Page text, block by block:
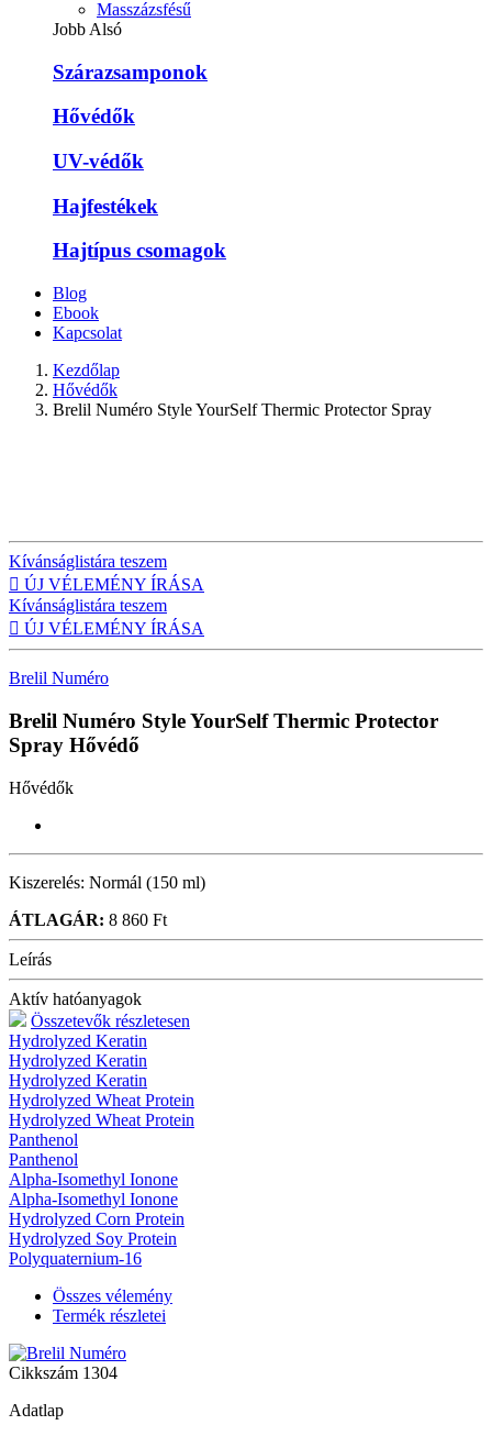
Masszázsfésű
Jobb Alsó
Szárazsamponok
Hővédők
UV-védők
Hajfestékek
Hajtípus csomagok
Blog
Ebook
Kapcsolat
Kezdőlap
Hővédők
Brelil Numéro Style YourSelf Thermic Protector Spray
Kívánságlistára teszem
 ÚJ VÉLEMÉNY ÍRÁSA
Kívánságlistára teszem
 ÚJ VÉLEMÉNY ÍRÁSA
Brelil Numéro
Brelil Numéro Style YourSelf Thermic Protector
Spray Hővédő
Hővédők
Kiszerelés: Normál (150 ml)
ÁTLAGÁR: 8 860 Ft
Leírás
Aktív hatóanyagok
Összetevők részletesen
Hydrolyzed Keratin
Hydrolyzed Keratin
Hydrolyzed Keratin
Hydrolyzed Wheat Protein
Hydrolyzed Wheat Protein
Panthenol
Panthenol
Alpha-Isomethyl Ionone
Alpha-Isomethyl Ionone
Hydrolyzed Corn Protein
Hydrolyzed Soy Protein
Polyquaternium-16
Összes vélemény
Termék részletei
Cikkszám 1304
Adatlap